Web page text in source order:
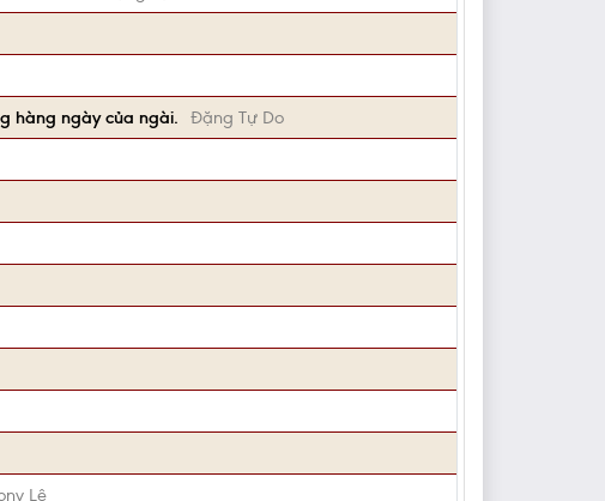
hàng ngày của ngài.
Đặng Tự Do
Lê